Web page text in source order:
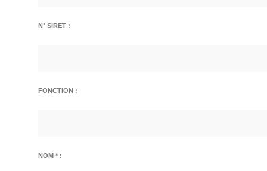
N° SIRET :
FONCTION :
NOM * :